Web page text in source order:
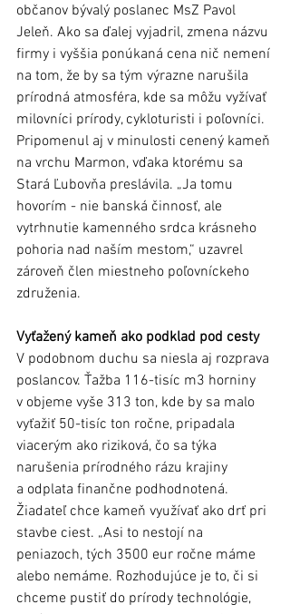
občanov bývalý poslanec MsZ Pavol
Jeleň. Ako sa ďalej vyjadril, zmena názvu
firmy i vyššia ponúkaná cena nič nemení
na tom, že by sa tým výrazne narušila
prírodná atmosféra, kde sa môžu vyžívať
milovníci prírody, cykloturisti i poľovníci.
Pripomenul aj v minulosti cenený kameň
na vrchu Marmon, vďaka ktorému sa
Stará Ľubovňa preslávila. „Ja tomu
hovorím - nie banská činnosť, ale
vytrhnutie kamenného srdca krásneho
pohoria nad naším mestom,“ uzavrel
zároveň člen miestneho poľovníckeho
združenia.
Vyťažený kameň ako podklad pod cesty
V podobnom duchu sa niesla aj rozprava
poslancov. Ťažba 116-tisíc m3 horniny
v objeme vyše 313 ton, kde by sa malo
vyťažiť 50-tisíc ton ročne, pripadala
viacerým ako riziková, čo sa týka
narušenia prírodného rázu krajiny
a odplata finančne podhodnotená.
Žiadateľ chce kameň využívať ako drť pri
stavbe ciest. „Asi to nestojí na
peniazoch, tých 3500 eur ročne máme
alebo nemáme. Rozhodujúce je to, či si
chceme pustiť do prírody technológie,